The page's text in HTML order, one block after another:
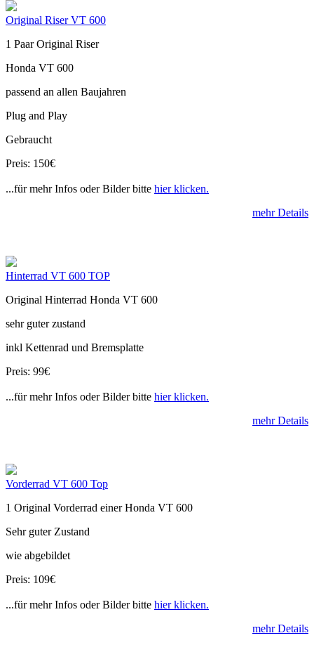
Original Riser VT 600
1 Paar Original Riser
Honda VT 600
passend an allen Baujahren
Plug and Play
Gebraucht
Preis: 150€
...für mehr Infos oder Bilder bitte hier klicken.
mehr Details
Hinterrad VT 600 TOP
Original Hinterrad Honda VT 600
sehr guter zustand
inkl Kettenrad und Bremsplatte
Preis: 99€
...für mehr Infos oder Bilder bitte hier klicken.
mehr Details
Vorderrad VT 600 Top
1 Original Vorderrad einer Honda VT 600
Sehr guter Zustand
wie abgebildet
Preis: 109€
...für mehr Infos oder Bilder bitte hier klicken.
mehr Details